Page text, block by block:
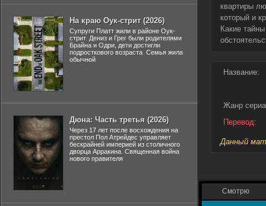
квартиры
который и
Какие
Название:
Жанр
Перевод:
Данный
Смотрю
На краю Оук-стрит (2026)
Супруги Платт жили в районе Оук-
стрит. Дениз и Грег были родителями
Брайна и Одри, дети достигли
подросткового возраста. Семья жила
обычной
Дюна: Часть третья (2026)
Через 17 лет после восхождения на
престол Пол Атрейдес управляет
бескрайней империей из столичного
дворца Арракина. Священная война
нового правителя